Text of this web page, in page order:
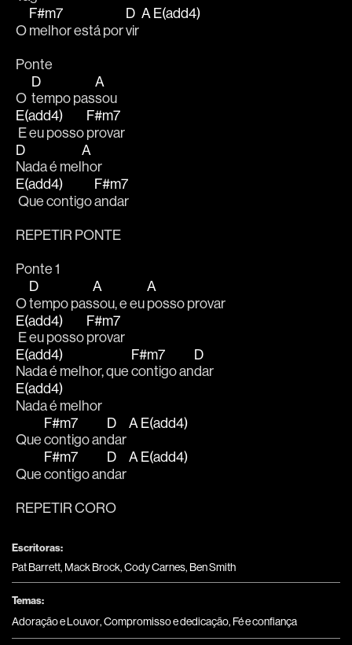
O
F#m7
melhor está por
D
vir
AE(add4)
Ponte
O
D
tempo pas
A
sou
E(add4)
E eu posso
F#m7
provar
D
Nada é mel
A
hor
E(add4)
Que contigo
F#m7
andar
REPETIR PONTE
Ponte 1
O
D
tempo pas
A
sou, e eu
A
posso provar
E(add4)
E eu posso
F#m7
provar
E(add4)
Nada é melhor, que
F#m7
contigo an
D
dar
E(add4)
Nada é melhor
Que
F#m7
contigo an
D
dar
AE(add4)
Que
F#m7
contigo an
D
dar
AE(add4)
REPETIR CORO
Escritoras:
Pat Barrett, Mack Brock, Cody Carnes, Ben Smith
Temas:
Adoração e Louvor,Compromisso e dedicação, Fé e confiança